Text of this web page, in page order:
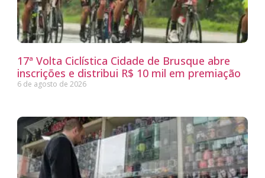
17ª Volta Ciclística Cidade de Brusque abre
inscrições e distribui R$ 10 mil em premiação
6 de agosto de 2026